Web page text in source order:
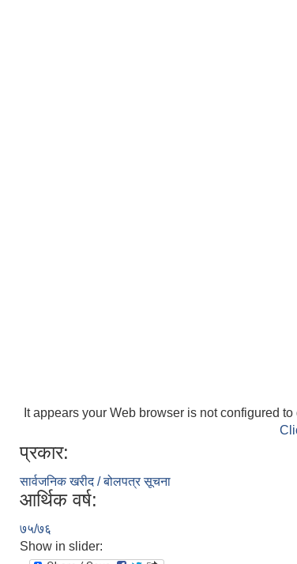
It appears your Web browser is not configured
प्रकार:
सार्वजनिक खरीद / बोलपत्र सूचना
आर्थिक वर्ष:
७५/७६
Show in slider: